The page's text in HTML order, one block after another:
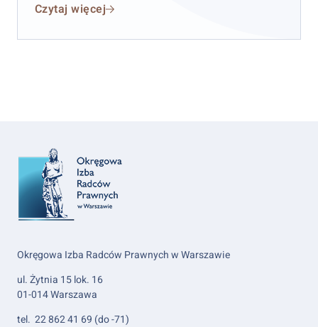
Czytaj więcej
Okręgowa Izba Radców Prawnych w Warszawie
ul. Żytnia 15 lok. 16
01-014 Warszawa
tel. 22 862 41 69 (do -71)